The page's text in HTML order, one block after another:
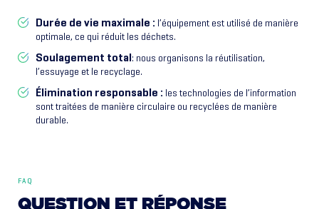
Durée de vie maximale : l’équipement est utilisé de manière
optimale, ce qui réduit les déchets.
Soulagement total: nous organisons la réutilisation,
l’essuyage et le recyclage.
Élimination responsable : les technologies de l’information
sont traitées de manière circulaire ou recyclées de manière
durable.
FAQ
QUESTION ET RÉPONSE